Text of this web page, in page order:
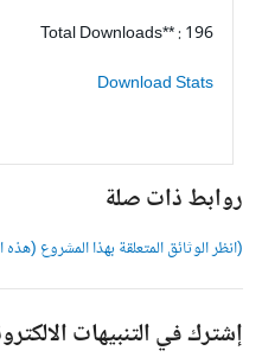
Total Downloads** : 196
Download Stats
روابط ذات صلة
(انظر الوثائق المتعلقة بهذا المشروع (هذه
إشترك في التنبيهات